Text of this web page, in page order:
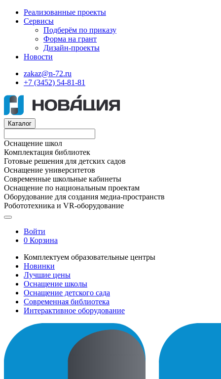
Реализованные проекты
Сервисы
Подберём по приказу
Форма на грант
Дизайн-проекты
Новости
zakaz@n-72.ru
+7 (3452) 54-81-81
Каталог
Оснащение школ
Комплектация библиотек
Готовые решения для детских садов
Оснащение университетов
Современные школьные кабинеты
Оснащение по национальным проектам
Оборудование для создания медиа-пространств
Робототехника и VR-оборудование
Войти
0 Корзина
Комплектуем образовательные центры
Новинки
Лучшие цены
Оснащение школы
Оснащение детского сада
Современная библиотека
Интерактивное оборудование